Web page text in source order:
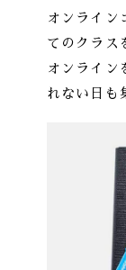
オンライン
てのクラス
オンライン
れない日も